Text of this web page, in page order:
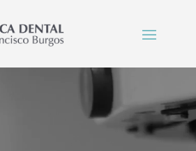
Reproductor